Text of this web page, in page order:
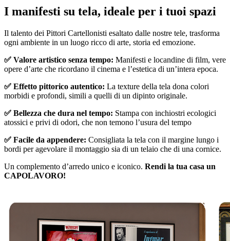
I manifesti su tela, ideale per i tuoi spazi
Il talento dei Pittori Cartellonisti esaltato dalle nostre tele, trasforma
ogni ambiente in un luogo ricco di arte, storia ed emozione.
✅ Valore artistico senza tempo: Manifesti e locandine di film, vere
opere d’arte che ricordano il cinema e l’estetica di un’intera epoca.
✅ Effetto pittorico autentico: La texture della tela dona colori
morbidi e profondi, simili a quelli di un dipinto originale.
✅ Bellezza che dura nel tempo: Stampa con inchiostri ecologici
atossici e privi di odori, che non temono l’usura del tempo
✅ Facile da appendere: Consigliata la tela con il margine lungo i
bordi per agevolare il montaggio sia di un telaio che di una cornice.
Un complemento d’arredo unico e iconico. Rendi la tua casa un
CAPOLAVORO!